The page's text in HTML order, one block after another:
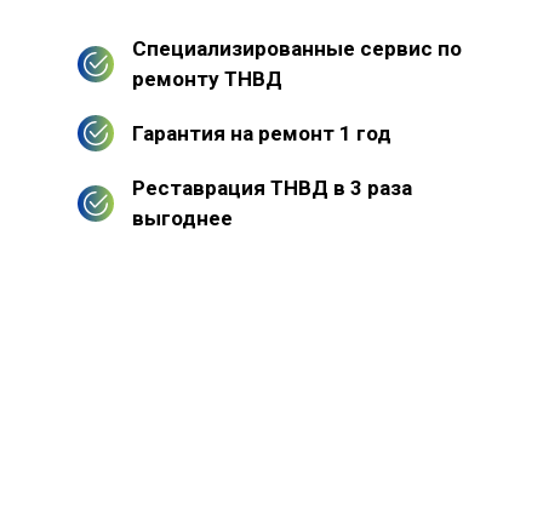
Специализированные сервис по
ремонту ТНВД
Гарантия на ремонт 1 год
Реставрация ТНВД в 3 раза
выгоднее